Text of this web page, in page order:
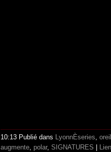
10:13 Publié dans LyonnÈseries
augmente polar, SIGNATURES